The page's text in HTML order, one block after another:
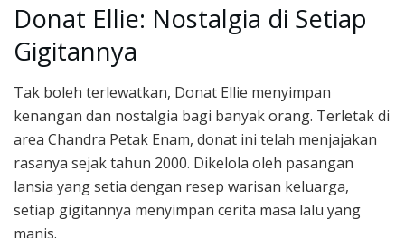
Donat Ellie: Nostalgia di Setiap
Gigitannya
Tak boleh terlewatkan, Donat Ellie menyimpan
kenangan dan nostalgia bagi banyak orang. Terletak di
area Chandra Petak Enam, donat ini telah menjajakan
rasanya sejak tahun 2000. Dikelola oleh pasangan
lansia yang setia dengan resep warisan keluarga,
setiap gigitannya menyimpan cerita masa lalu yang
manis.